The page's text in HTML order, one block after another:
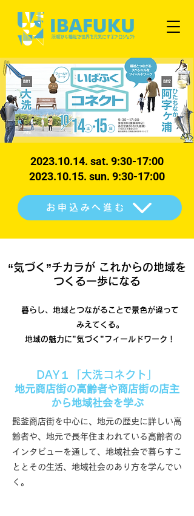
2023.10.14. sat. 9:30-17:00
2023.10.15. sun. 9:30-17:00
お申込みへ進む
“気づく”チカラが これからの地域を
つくる一歩になる
暮らし、地域とつながることで景色が違って
みえてくる。
地域の魅力に”気づく”フィールドワーク！
DAY１ 「大洗コネクト」
地元商店街の高齢者や商店街の店主
から地域社会を学ぶ
髭釜商店街を中心に、地元の歴史に詳しい高
齢者や、地元で長年住まわれている高齢者の
インタビューを通して、地域社会で暮らすこ
ととその生活、地域社会のあり方を学んでい
く。